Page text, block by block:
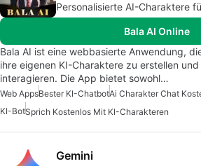
Personalisierte AI-Charaktere
Bala AI Online
Bala AI ist eine webbasierte Anwendung,
ihre eigenen KI-Charaktere zu erstellen
interagieren. Die App bietet sowohl…
Web AppsBester KI-ChatbotAi Charakter Chat
KI-BotSprich Kostenlos Mit KI-Charakteren
Gemini